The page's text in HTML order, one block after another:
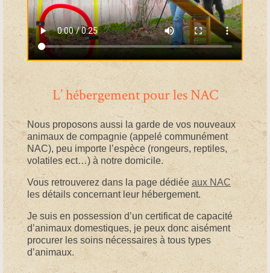
L’ hébergement pour les NAC
Nous proposons aussi la garde de vos nouveaux
animaux de compagnie (appelé communément
NAC), peu importe l’espèce (rongeurs, reptiles,
volatiles ect…) à notre domicile.
Vous retrouverez dans la page dédiéeaux NAC
les détails concernant leur hébergement.
Je suis en possession d’un certificat de capacité
d’animaux domestiques, je peux donc aisément
procurer les soins nécessaires à tous types
d’animaux.